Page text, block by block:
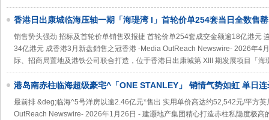
香港日出康城临海压轴一期「海瑅湾 I」首轮价单254套当日全数售罄
销售势头强劲 招标及首轮价单销售双报捷 首轮价单254套成交金额逾18亿港元
34亿港元 成香港3月新盘銷售之冠香港 -Media OutReach Newswire- 2026年4
际、招商局置地及港铁公司联合打造，位于香港日出康城第 XIII 期发展项目「海
港岛南赤柱临海超级豪宅^「ONE STANLEY」 销情气势如虹 单日
最前排 &deg;临海^5号洋房以逾2.46亿元*售出 实用单价高达约52,542元/平方
OutReach Newswire- 2026年1月26日 - 建灏地产集团精心打造赤柱私隐度极高